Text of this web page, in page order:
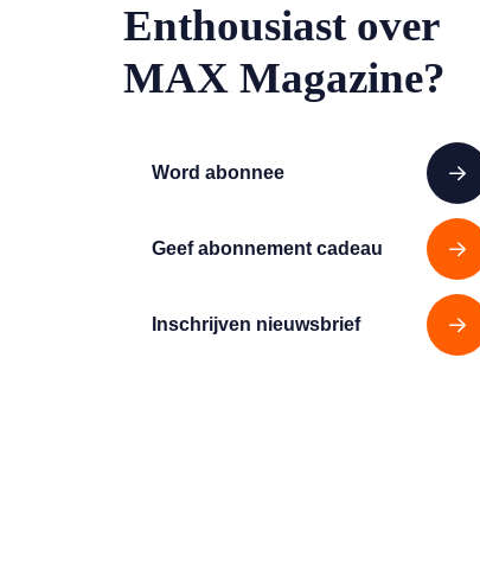
Enthousiast over
MAX Magazine?
Word abonnee
Geef abonnement cadeau
Inschrijven nieuwsbrief